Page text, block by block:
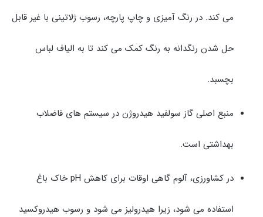
می کند. در رنگ آمیزی و چاپ پارچه، رسوب ژلاتینی با غیر قابل
حل شدن رنگدانه به رنگ کمک می کند تا به الیاف لباس
بچسبد.
منبع اصلی گاز سولفید هیدروژن در سیستم های فاضلاب
بهداشتی است.
در کشاورزی، آلوم گاهی اوقات برای کاهش pH خاک باغ
استفاده می شود، زیرا هیدرولیز می شود و رسوب هیدروکسید